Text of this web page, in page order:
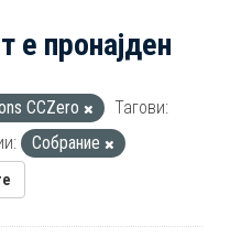
е пронајден
CCZero
Тагови:
Собрание